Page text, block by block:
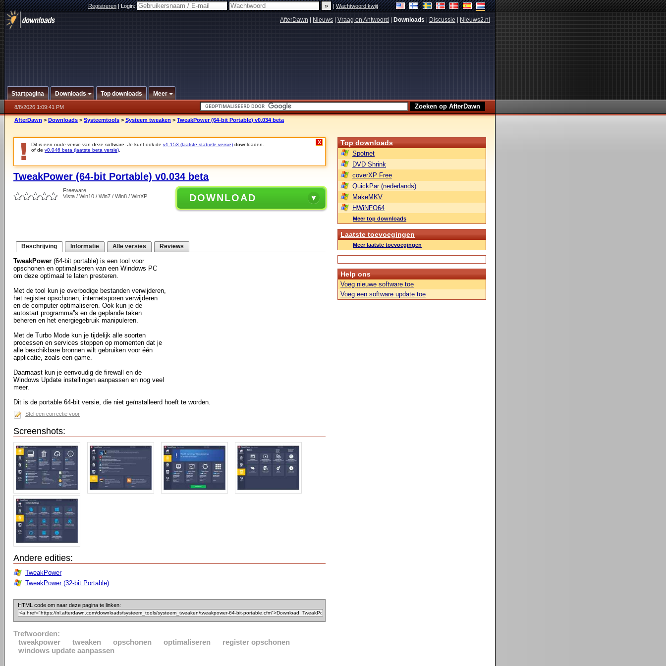
Registreren|Login: |Wachtwoord kwijt
AfterDawn Nieuws Vraag en Antwoord Downloads Discussie Nieuws2.nl
Startpagina Downloads Top downloads Meer
8/8/2026 1:09:41 PM
AfterDawn > Downloads > Systeemtools > Systeem tweaken > TweakPower (64-bit Portable) v0.034 beta
Dit is een oude versie van deze software. Je kunt ook de v1.153 (laatste stabiele versie) downloaden.
of de v0.046 beta (laatste beta versie)
X
TweakPower (64-bit Portable) v0.034 beta
Freeware
Vista / Win10 / Win7 / Win8 / WinXP
DOWNLOAD
Beschrijving Informatie Alle versies Reviews
TweakPower (64-bit portable) is een tool voor
opschonen en optimaliseren van een Windows PC
om deze optimaal te laten presteren.
Met de tool kun je overbodige bestanden verwijderen,
het register opschonen, internetsporen verwijderen
en de computer optimaliseren. Ook kun je de
autostart programma''s en de geplande taken
beheren en het energiegebruik manipuleren.
Met de Turbo Mode kun je tijdelijk alle soorten
processen en services stoppen op momenten dat je
alle beschikbare bronnen wilt gebruiken voor één
applicatie, zoals een game.
Daarnaast kun je eenvoudig de firewall en de
Windows Update instellingen aanpassen en nog veel
meer.
Dit is de portable 64-bit versie, die niet geïnstalleerd hoeft te worden.
Stel een correctie voor
Screenshots:
Andere edities:
TweakPower
TweakPower (32-bit Portable)
HTML code om naar deze pagina te linken:
Trefwoorden:
tweakpower
tweaken opschonen optimaliseren
register opschonen
windows update aanpassen
Top downloads
Spotnet
DVD Shrink
coverXP Free
QuickPar (nederlands)
MakeMKV
HWiNFO64
Meer top downloads
Laatste toevoegingen
Meer laatste toevoegingen
Help ons
Voeg nieuwe software toe
Voeg een software update toe